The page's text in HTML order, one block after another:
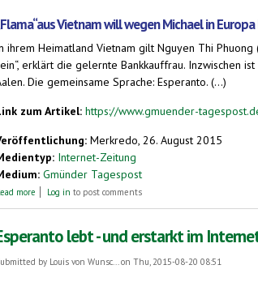
Vietnam will wegen Michael in
ihrem Heimatland Vietnam gilt Nguyen Thi
erklärt die gelernte Bankkauffrau. Inzwischen
Die gemeinsame Sprache: Esperanto. (...)
zum Artikel: https://www.gmuender-
Merkredo, 26. August 2015
Internet-Zeitung
Gmünder Tagespost
more about Liebe ohne Grenzen
Log in to post comments
lebt - und erstarkt im
by Louis von Wunsc...on Thu, 2015-08-20 08:51